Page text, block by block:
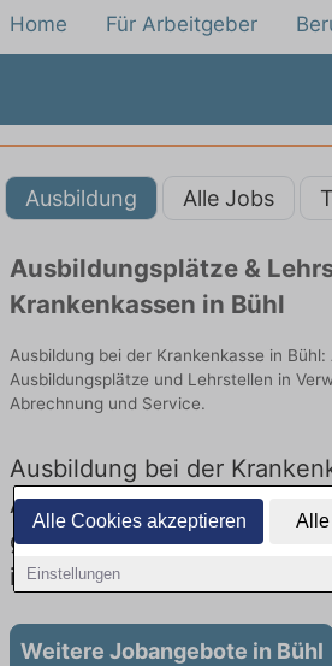
Alle Cookies akzeptieren
Einstellungen
Home Für Arbeitgeber
Ausbildung Alle Jobs
Ausbildungsplätze &
Krankenkassen in Bühl
Ausbildung bei der Krankenkasse in Bühl:
Ausbildungsplätze und Lehrstellen in
Abrechnung und Service.
Ausbildung bei der
Ausbildungsplätze und
gibt es keine
in Bühl
Weitere Jobangebote in Bühl